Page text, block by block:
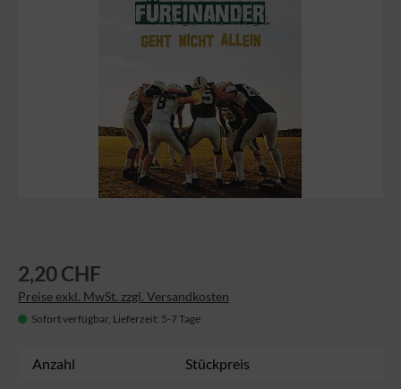
2,20 CHF
Preise exkl. MwSt. zzgl. Versandkosten
Sofort verfügbar, Lieferzeit: 5-7 Tage
Anzahl Stückpreis